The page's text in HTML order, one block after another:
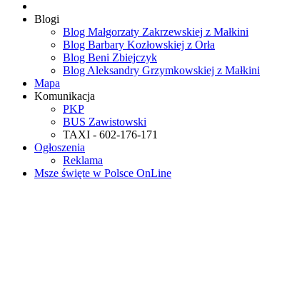
Blogi
Blog Małgorzaty Zakrzewskiej z Małkini
Blog Barbary Kozłowskiej z Orła
Blog Beni Zbiejczyk
Blog Aleksandry Grzymkowskiej z Małkini
Mapa
Komunikacja
PKP
BUS Zawistowski
TAXI - 602-176-171
Ogłoszenia
Reklama
Msze święte w Polsce OnLine